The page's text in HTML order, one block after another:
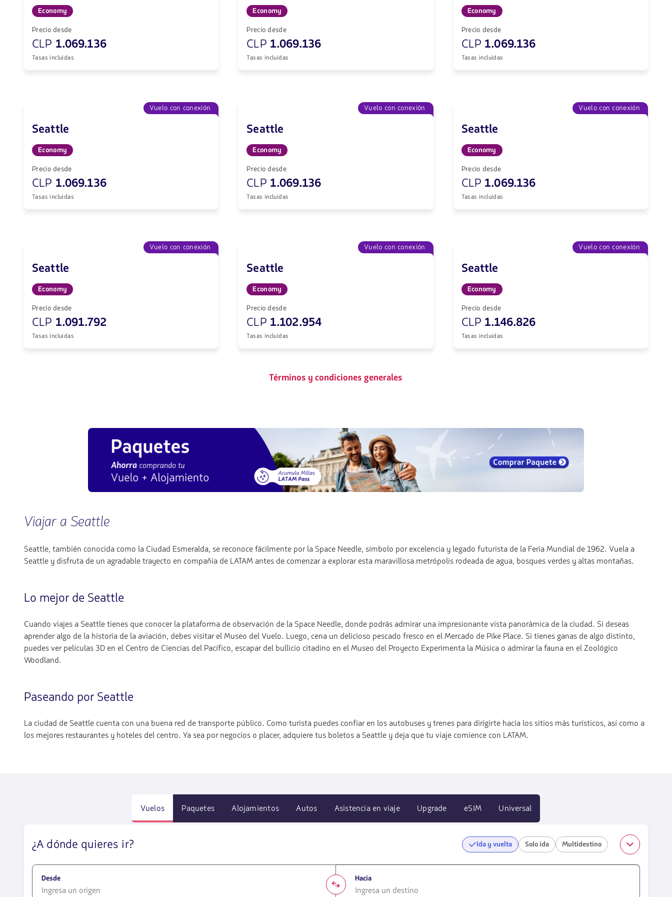
Economy
Precio desde
CLP 1.069.136
Tasas incluidas
Economy
Precio desde
CLP 1.069.136
Tasas incluidas
Economy
Precio desde
CLP 1.069.136
Tasas incluidas
Vuelo con conexión
Seattle
Economy
Precio desde
CLP 1.069.136
Tasas incluidas
Vuelo con conexión
Seattle
Economy
Precio desde
CLP 1.069.136
Tasas incluidas
Vuelo con conexión
Seattle
Economy
Precio desde
CLP 1.069.136
Tasas incluidas
Vuelo con conexión
Seattle
Economy
Precio desde
CLP 1.091.792
Tasas incluidas
Vuelo con conexión
Seattle
Economy
Precio desde
CLP 1.102.954
Tasas incluidas
Vuelo con conexión
Seattle
Economy
Precio desde
CLP 1.146.826
Tasas incluidas
Términos y condiciones generales
Viajar a Seattle
Seattle, también conocida como la Ciudad Esmeralda, se reconoce fácilmente por la Space Needle, símbolo por excelencia y legado futurista de la Feria Mundial de 1962. Vuela a
Seattle y disfruta de un agradable trayecto en compañía de LATAM antes de comenzar a explorar esta maravillosa metrópolis rodeada de agua, bosques verdes y altas montañas.
Lo mejor de Seattle
Cuando viajes a Seattle tienes que conocer la plataforma de observación de la Space Needle, donde podrás admirar una impresionante vista panorámica de la ciudad. Si deseas
aprender algo de la historia de la aviación, debes visitar el Museo del Vuelo. Luego, cena un delicioso pescado fresco en el Mercado de Pike Place. Si tienes ganas de algo distinto,
puedes ver películas 3D en el Centro de Ciencias del Pacífico, escapar del bullicio citadino en el Museo del Proyecto Experimenta la Música o admirar la fauna en el Zoológico
Woodland.
Paseando por Seattle
La ciudad de Seattle cuenta con una buena red de transporte público. Como turista puedes confiar en los autobuses y trenes para dirigirte hacia los sitios más turísticos, así como a
los mejores restaurantes y hoteles del centro. Ya sea por negocios o placer, adquiere tus boletos a Seattle y deja que tu viaje comience con LATAM.
Vuelos Paquetes Alojamientos Autos Asistencia en viaje Upgrade eSIM Universal
¿A dónde quieres ir? Ida y vuelta Solo ida Multidestino
Desde Hacia